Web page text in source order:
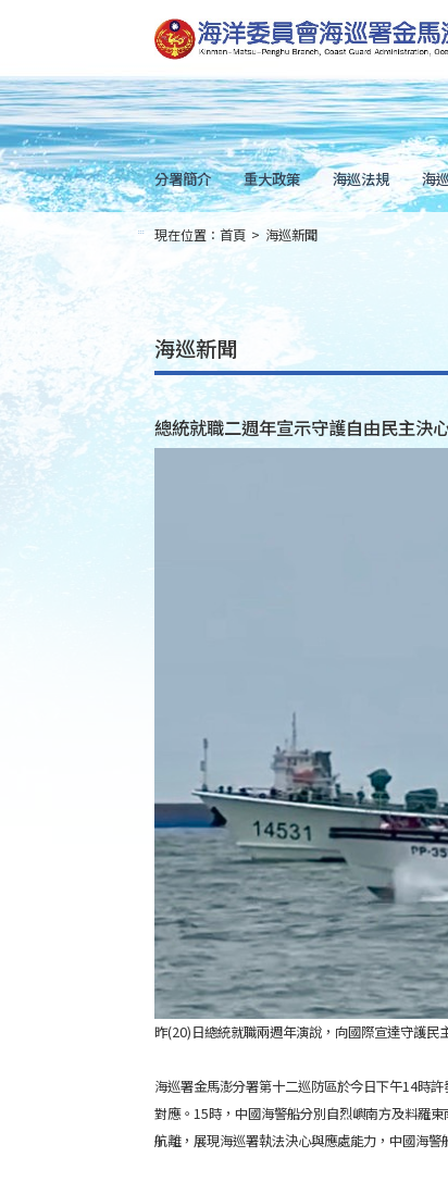
到
主
要
內
容
Skip
to
main
content
分署簡介 重大政策 海巡法規 海
::: 現在位置： 首頁 > 海巡新聞
海巡新聞
總統就職二週年宣示守護自由民主決
昨(20)日總統就職兩週年演說，向國際宣達守護民
海巡署金馬澎分署第十二巡防區於今日下午14時
對應。15時，中國海警船分別自烈嶼南方及料羅
航離，展現海巡署執法決心與應處能力，中國海